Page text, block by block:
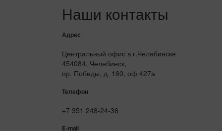
Наши контакты
Адрес
Центральный офис в г.Челябинске
454084, Челябинск,
пр. Победы, д. 160, оф 427а
Телефон
+7 351 248-24-36
E-mail